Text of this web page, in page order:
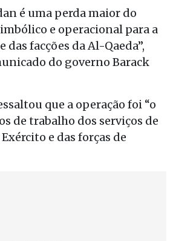
é uma perda maior do
e operacional para a
facções da Al-Qaeda”,
do governo Barack
que a operação foi “o
de trabalho dos serviços de
e das forças de